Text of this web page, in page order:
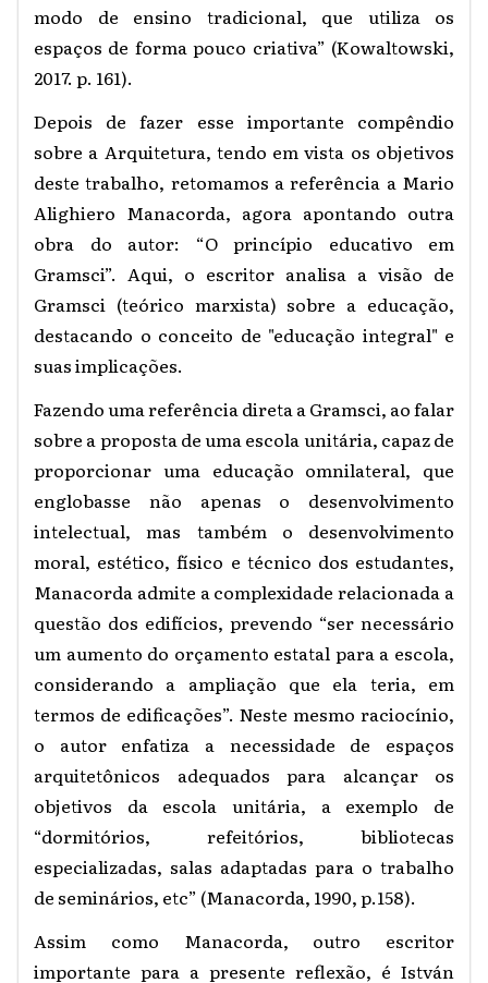
modo de ensino tradicional, que utiliza os
espaços de forma pouco criativa” (Kowaltowski,
2017. p. 161).
Depois de fazer esse importante compêndio
sobre a Arquitetura, tendo em vista os objetivos
deste trabalho, retomamos a referência a Mario
Alighiero Manacorda, agora apontando outra
obra do autor: “O princípio educativo em
Gramsci”. Aqui, o escritor analisa a visão de
Gramsci (teórico marxista) sobre a educação,
destacando o conceito de "educação integral" e
suas implicações.
Fazendo uma referência direta a Gramsci, ao falar
sobre a proposta de uma escola unitária, capaz de
proporcionar uma educação omnilateral, que
englobasse não apenas o desenvolvimento
intelectual, mas também o desenvolvimento
moral, estético, físico e técnico dos estudantes,
Manacorda admite a complexidade relacionada a
questão dos edifícios, prevendo “ser necessário
um aumento do orçamento estatal para a escola,
considerando a ampliação que ela teria, em
termos de edificações”. Neste mesmo raciocínio,
o autor enfatiza a necessidade de espaços
arquitetônicos adequados para alcançar os
objetivos da escola unitária, a exemplo de
“dormitórios, refeitórios, bibliotecas
especializadas, salas adaptadas para o trabalho
de seminários, etc” (Manacorda, 1990, p.158).
Assim como Manacorda, outro escritor
importante para a presente reflexão, é István